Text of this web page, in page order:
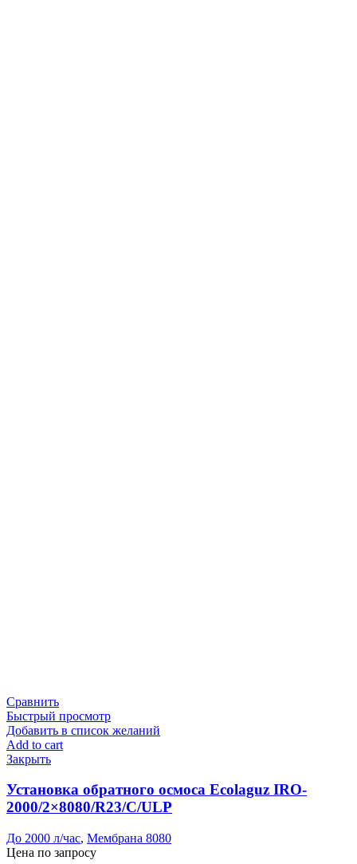
Сравнить
Быстрый просмотр
Добавить в список желаний
Add to cart
Закрыть
Установка обратного осмоса Ecolaguz IRO-
2000/2×8080/R23/C/ULP
До 2000 л/час, Мембрана 8080
Цена по запросу